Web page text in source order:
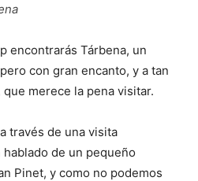
encontrarás Tárbena, un
con gran encanto, y a tan
merece la pena visitar.
través de una visita
de un pequeño
Pinet, y como no podemos